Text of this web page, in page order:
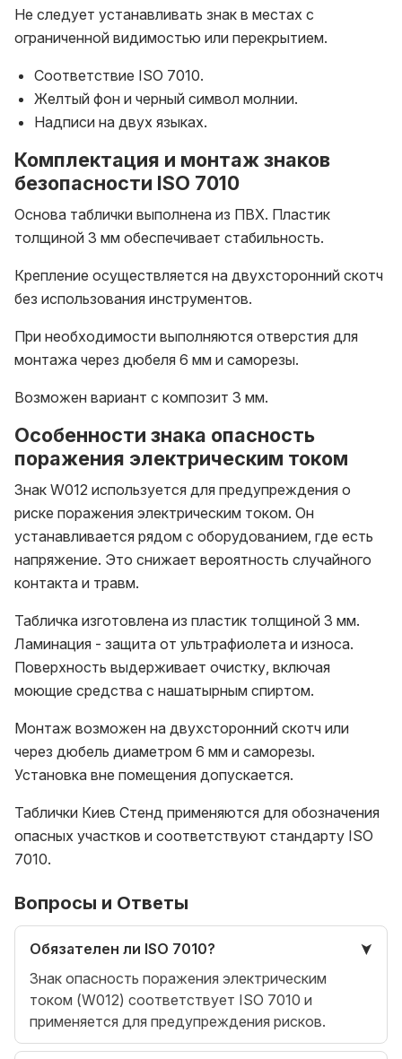
Не следует устанавливать знак в местах с
ограниченной видимостью или перекрытием.
Соответствие ISO 7010.
Желтый фон и черный символ молнии.
Надписи на двух языках.
Комплектация и монтаж знаков
безопасности ISO 7010
Основа таблички выполнена из ПВХ. Пластик
толщиной 3 мм обеспечивает стабильность.
Крепление осуществляется на двухсторонний скотч
без использования инструментов.
При необходимости выполняются отверстия для
монтажа через дюбеля 6 мм и саморезы.
Возможен вариант с композит 3 мм.
Особенности знака опасность
поражения электрическим током
Знак W012 используется для предупреждения о
риске поражения электрическим током. Он
устанавливается рядом с оборудованием, где есть
напряжение. Это снижает вероятность случайного
контакта и травм.
Табличка изготовлена из пластик толщиной 3 мм.
Ламинация - защита от ультрафиолета и износа.
Поверхность выдерживает очистку, включая
моющие средства с нашатырным спиртом.
Монтаж возможен на двухсторонний скотч или
через дюбель диаметром 6 мм и саморезы.
Установка вне помещения допускается.
Таблички Киев Стенд применяются для обозначения
опасных участков и соответствуют стандарту ISO
7010.
Вопросы и Ответы
Обязателен ли ISO 7010?
Знак опасность поражения электрическим
током (W012) соответствует ISO 7010 и
применяется для предупреждения рисков.